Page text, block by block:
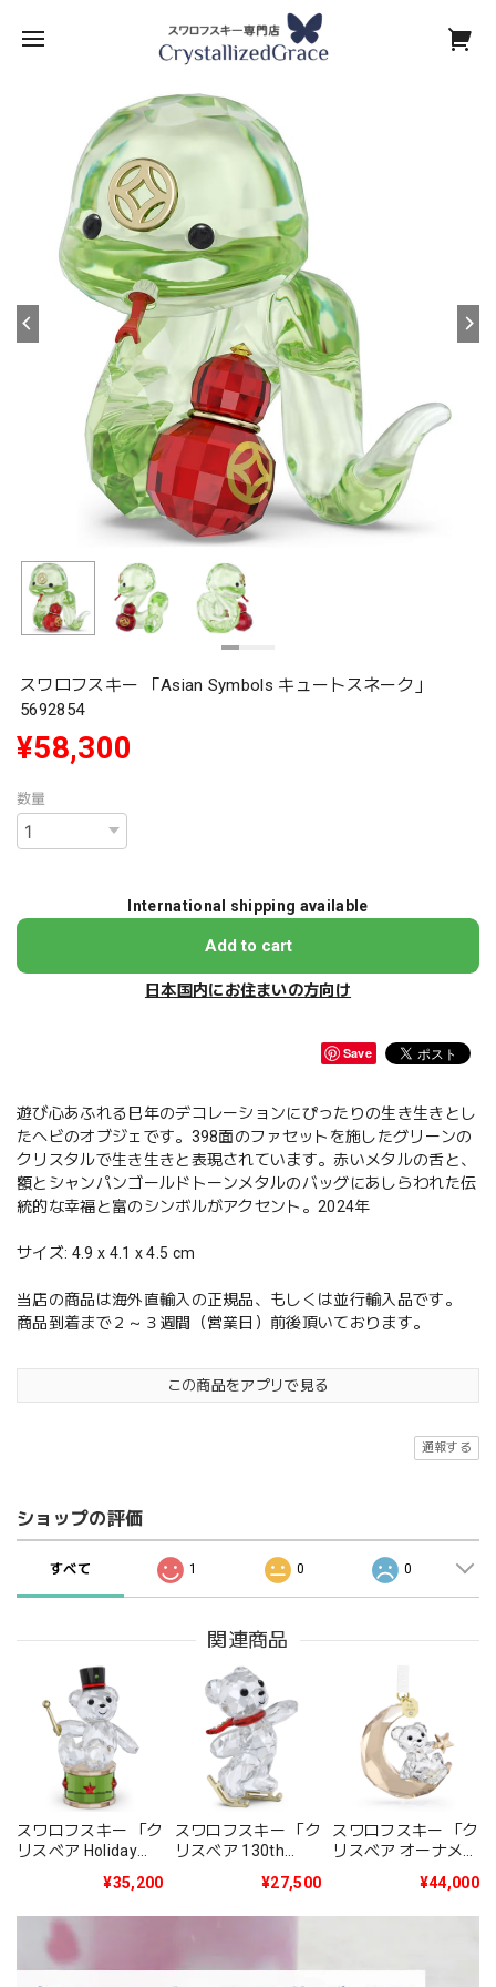
スワロフスキー 「Asian Symbols キュートスネーク」
5692854
¥58,300
数量
International shipping available
Add to cart
日本国内にお住まいの方向け
Save
遊び心あふれる巳年のデコレーションにぴったりの生き生きとし
たヘビのオブジェです。398面のファセットを施したグリーンの
クリスタルで生き生きと表現されています。赤いメタルの舌と、
額とシャンパンゴールドトーンメタルのバッグにあしらわれた伝
統的な幸福と富のシンボルがアクセント。2024年
サイズ: 4.9 x 4.1 x 4.5 cm
当店の商品は海外直輸入の正規品、もしくは並行輸入品です。
商品到着まで２～３週間（営業日）前後頂いております。
この商品をアプリで見る
通報する
ショップの評価
すべて 1 0 0
関連商品
スワロフスキー 「ク
リスベア Holiday
品」5701510¥35,200
スワロフスキー 「ク
リスベア 130th
¥27,500
スワロフスキー 「ク
リスベア オーナメン
産品」5701830¥44,000